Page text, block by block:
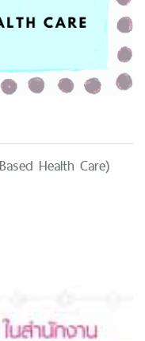
Health Care)